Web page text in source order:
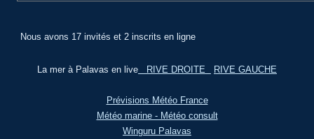
Nous avons 17 invités et 2 inscrits en ligne
La mer à Palavas en live RIVE DROITE RIVE GAUCHE
Prévisions Météo France
Météo marine - Météo consult
Winguru Palavas